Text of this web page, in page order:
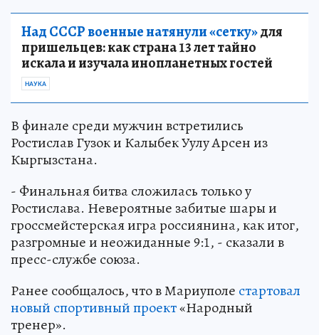
Над СССР военные натянули «сетку»для
пришельцев: как страна 13 лет тайно
искала и изучала инопланетных гостей
НАУКА
В финале среди мужчин встретились
Ростислав Гузок и Калыбек Уулу Арсен из
Кыргызстана.
- Финальная битва сложилась только у
Ростислава. Невероятные забитые шары и
гроссмейстерская игра россиянина, как итог,
разгромные и неожиданные 9:1, - сказали в
пресс-службе союза.
Ранее сообщалось, что в Мариуполе стартовал
новый спортивный проект«Народный
тренер».